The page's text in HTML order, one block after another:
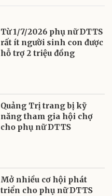
Từ 1/7/2026 phụ nữ DTTS
rất ít người sinh con được
hỗ trợ 2 triệu đồng
Quảng Trị trang bị kỹ
năng tham gia hội chợ
cho phụ nữ DTTS
Mở nhiều cơ hội phát
triển cho phụ nữ DTTS